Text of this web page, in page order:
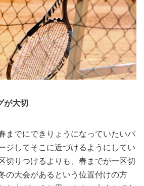
が大切
までにできりょうになっていたいパ
ジしてそこに近づけるようにしてい
切りつけるよりも、春までが一区切
の大会があるという位置付けの方